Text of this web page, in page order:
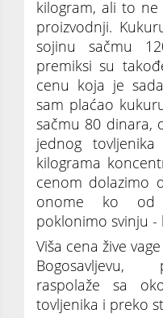
kilogram, ali to
proizvodnji.
sojinu sačmu
premiksi su
cenu koja je
sam plaćao
sačmu 80 dinara,
jednog
kilograma
cenom dolazimo
onome ko od
poklonimo svinju -
Viša cena žive
Bogosavljevu,
raspolaže sa
tovljenika i preko